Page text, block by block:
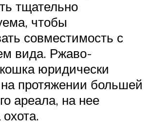
тщательно
чтобы
совместимость с
вида. Ржаво-
юридически
протяжении большей
ареала, на нее